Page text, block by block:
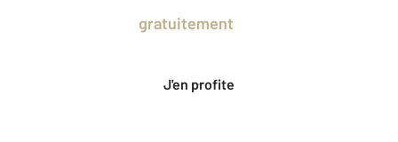
gratuitement
J'en profite